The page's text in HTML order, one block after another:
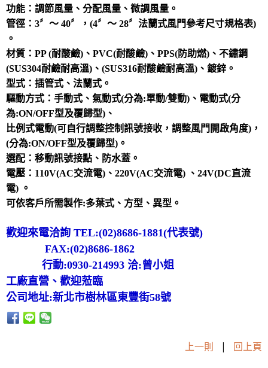
功能：調節風量、分配風量、微調風量。
管徑：3〞～ 40〞，(4〞～ 28〞法蘭式風門參考尺寸規格表)
。
材質：PP (耐酸鹼)、PVC(耐酸鹼)、PPS(防助燃)、不鏽鋼
(SUS304耐鹼耐高溫)、(SUS316耐酸鹼耐高溫)、鍍鋅。
型式：插管式、法蘭式。
驅動方式：手動式、氣動式(分為:單動/雙動)、電動式(分
為:ON/OFF型及覆歸型)、
比例式電動(可自行調整控制訊號接收，調整風門開啟角度)，
(分為:ON/OFF型及覆歸型)。
選配：移動訊號接點、防水蓋。
電壓：110V(AC交流電)、220V(AC交流電) 、24V(DC直流
電) 。
可依客戶所需製作:多葉式、方型、異型。
歡迎來電洽詢 TEL:(02)8686-1881(代表號)
FAX:(02)8686-1862
行動:0930-214993 洽:曾小姐
工廠直營、歡迎蒞臨
公司地址:新北市樹林區東豐街58號
上一則 | 回上頁